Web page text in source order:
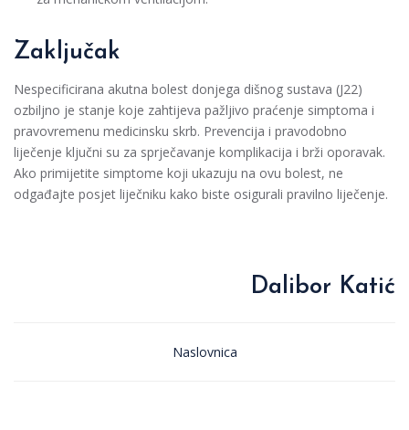
Zaključak
Nespecificirana akutna bolest donjega dišnog sustava (J22)
ozbiljno je stanje koje zahtijeva pažljivo praćenje simptoma i
pravovremenu medicinsku skrb. Prevencija i pravodobno
liječenje ključni su za sprječavanje komplikacija i brži oporavak.
Ako primijetite simptome koji ukazuju na ovu bolest, ne
odgađajte posjet liječniku kako biste osigurali pravilno liječenje.
Dalibor Katić
Naslovnica